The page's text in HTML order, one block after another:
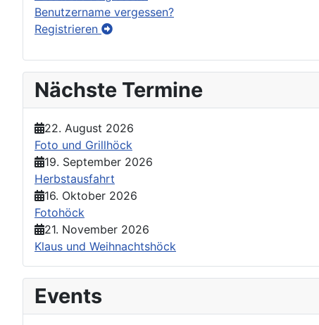
Benutzername vergessen?
Registrieren
Nächste Termine
22. August 2026
Foto und Grillhöck
19. September 2026
Herbstausfahrt
16. Oktober 2026
Fotohöck
21. November 2026
Klaus und Weihnachtshöck
Events